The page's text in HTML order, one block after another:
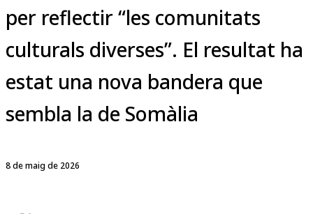
per reflectir “les comunitats
culturals diverses”. El resultat ha
estat una nova bandera que
sembla la de Somàlia
8 de maig de 2026